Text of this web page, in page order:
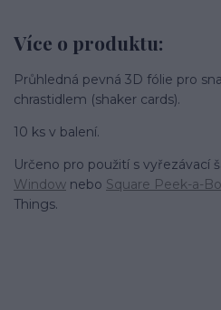
Více o produktu:
Průhledná pevná 3D fólie pro
chrastidlem (shaker cards).
10 ks v balení.
Určeno pro použití s vyřezávací
Window nebo Square Peek-a-
Things.